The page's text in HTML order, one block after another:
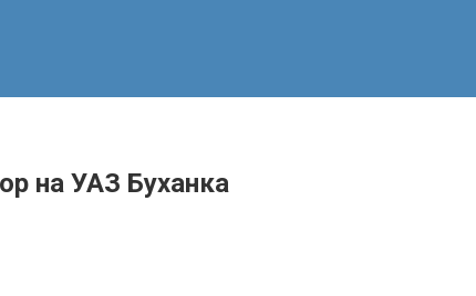
на УАЗ Буханка